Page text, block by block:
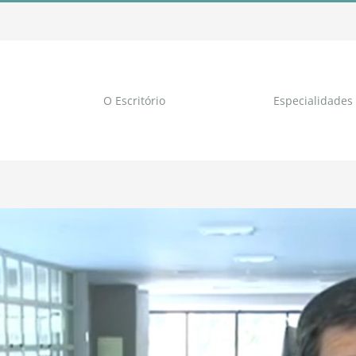
O Escritório Especialidades